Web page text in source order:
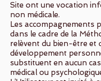
Site ont une vocation
non médicale.
Les accompagnements
dans le cadre de la
relèvent du bien-être et
développement
substituent en aucun
médical ou